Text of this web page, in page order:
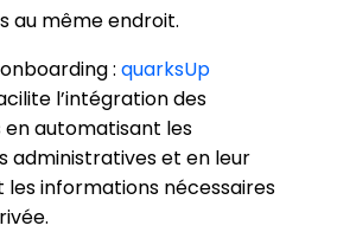
au même endroit.
: quarksUp
l’intégration des
automatisant les
administratives et en leur
les informations nécessaires